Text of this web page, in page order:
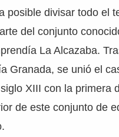
posible divisar todo el
del conjunto
La Alcazaba.
Granada, se unió el
XIII con la primera
de este conjunto de